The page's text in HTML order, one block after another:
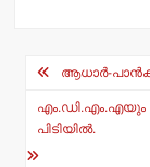
p
p
o
o
Postആധാര്‍-
എം.ഡി.എം.എയും
പിടിയില്‍.